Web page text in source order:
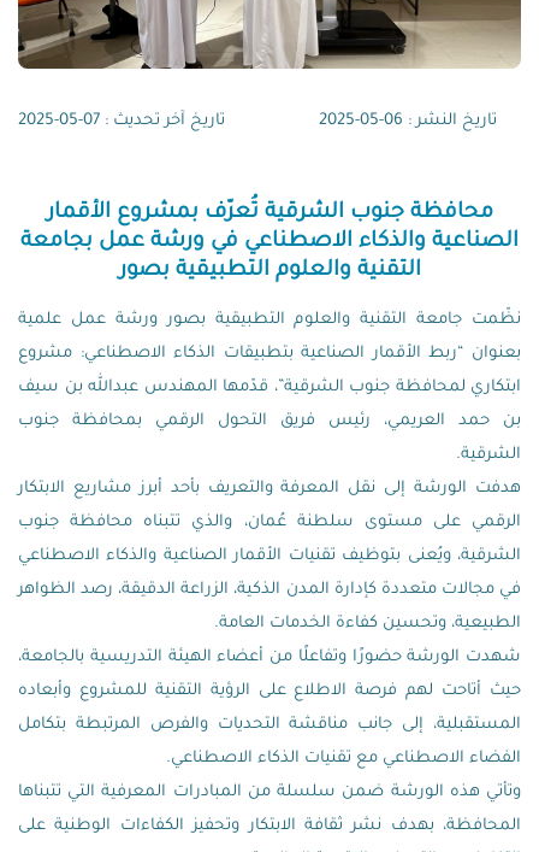
تاريخ النشر : 06-05-2025 تاريخ آخر تحديث : 07-05-2025
محافظة جنوب الشرقية تُعرّف بمشروع الأقمار
الصناعية والذكاء الاصطناعي في ورشة عمل بجامعة
التقنية والعلوم التطبيقية بصور
نظّمت جامعة التقنية والعلوم التطبيقية بصور ورشة عمل علمية
بعنوان “ربط الأقمار الصناعية بتطبيقات الذكاء الاصطناعي: مشروع
ابتكاري لمحافظة جنوب الشرقية”، قدّمها المهندس عبدالله بن سيف
بن حمد العريمي، رئيس فريق التحول الرقمي بمحافظة جنوب
الشرقية.
هدفت الورشة إلى نقل المعرفة والتعريف بأحد أبرز مشاريع الابتكار
الرقمي على مستوى سلطنة عُمان، والذي تتبناه محافظة جنوب
الشرقية، ويُعنى بتوظيف تقنيات الأقمار الصناعية والذكاء الاصطناعي
في مجالات متعددة كإدارة المدن الذكية، الزراعة الدقيقة، رصد الظواهر
الطبيعية، وتحسين كفاءة الخدمات العامة.
شهدت الورشة حضورًا وتفاعلًا من أعضاء الهيئة التدريسية بالجامعة،
حيث أتاحت لهم فرصة الاطلاع على الرؤية التقنية للمشروع وأبعاده
المستقبلية، إلى جانب مناقشة التحديات والفرص المرتبطة بتكامل
الفضاء الاصطناعي مع تقنيات الذكاء الاصطناعي.
وتأتي هذه الورشة ضمن سلسلة من المبادرات المعرفية التي تتبناها
المحافظة، بهدف نشر ثقافة الابتكار وتحفيز الكفاءات الوطنية على